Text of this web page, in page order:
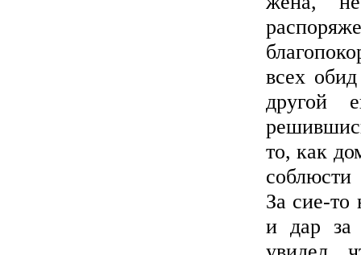
всех
другой
то, как
соблюсти
За сие-то
и дар за